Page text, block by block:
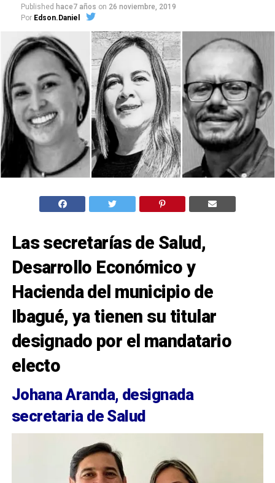
Published hace7 años on 26 noviembre, 2019
Por Edson.Daniel
Las secretarías de Salud,
Desarrollo Económico y
Hacienda del municipio de
Ibagué, ya tienen su titular
designado por el mandatario
electo
Johana Aranda, designada
secretaria de Salud